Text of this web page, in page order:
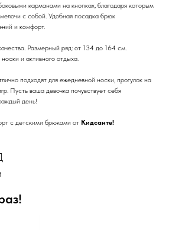
карманами на кнопках, благодаря которым
с собой. Удобная посадка брюк
и комфорт.
Размерный ряд: от 134 до 164 см.
и активного отдыха.
подходят для ежедневной носки, прогулок на
Пусть ваша девочка почувствует себя
день!
с детскими брюками от Кидсанте!